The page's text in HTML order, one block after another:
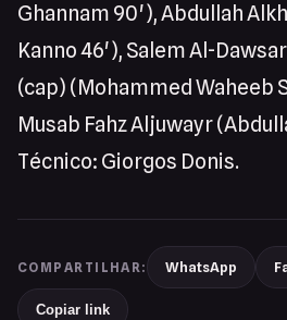
Ghannam 90'), Abdullah
Kanno 46'), Salem Al-
(cap) (Mohammed Waheeb
Musab Fahz Aljuwayr
Técnico: Giorgos Donis.
COMPARTILHAR: WhatsApp
Copiar link